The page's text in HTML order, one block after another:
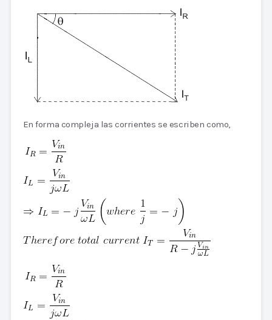
En forma compleja las corrientes se escriben como,